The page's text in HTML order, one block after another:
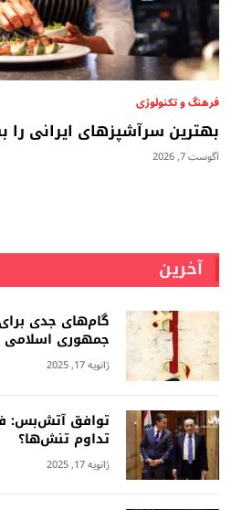
فرهنگ و تکنولوژی
بهترین سرآشپزهای ایرانی را
آگوست 7, 2026
آخرین
گام‌های جدی
جمهوری اسلامى
ژانویه 17, 2025
توافق آتش‌بس:
تداوم تنش‌ها؟
ژانویه 17, 2025